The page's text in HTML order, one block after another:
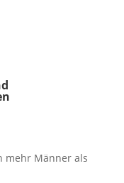
mehr Männer als